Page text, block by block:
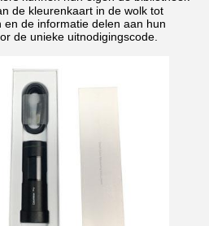
de kleurenkaart in de wolk tot
de informatie delen aan hun
de unieke uitnodigingscode.